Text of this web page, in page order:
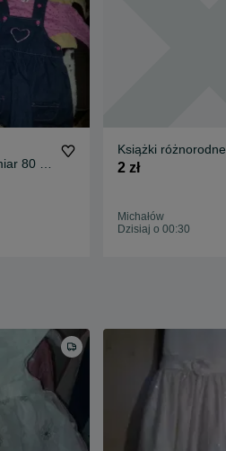
80 +
Książki różnorodne
2 zł
Michałów
Dzisiaj o 00:30